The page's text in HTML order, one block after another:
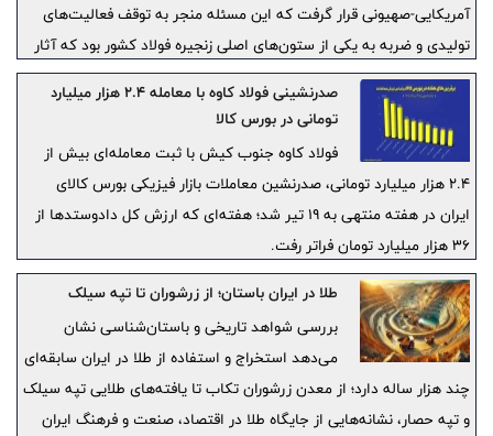
آمریکایی-صهیونی قرار گرفت که این مسئله منجر به توقف فعالیت‌های
تولیدی و ضربه‌ به یکی از ستون‌های اصلی زنجیره فولاد کشور بود که آثار
آن در تولید، اشتغال و بازار به‌وضوح قابل مشاهده است.
صدرنشینی فولاد کاوه با معامله ۲.۴ هزار میلیارد
تومانی در بورس کالا
فولاد کاوه جنوب کیش با ثبت معامله‌ای بیش از
۲.۴ هزار میلیارد تومانی، صدرنشین معاملات بازار فیزیکی بورس کالای
ایران در هفته منتهی به ۱۹ تیر شد؛ هفته‌ای که ارزش کل دادوستدها از
۳۶ هزار میلیارد تومان فراتر رفت.
طلا در ایران باستان؛ از زرشوران تا تپه سیلک
بررسی شواهد تاریخی و باستان‌شناسی نشان
می‌دهد استخراج و استفاده از طلا در ایران سابقه‌ای
چند هزار ساله دارد؛ از معدن زرشوران تکاب تا یافته‌های طلایی تپه سیلک
و تپه حصار، نشانه‌هایی از جایگاه طلا در اقتصاد، صنعت و فرهنگ ایران